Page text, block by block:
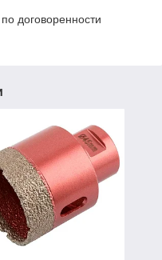
договоренности